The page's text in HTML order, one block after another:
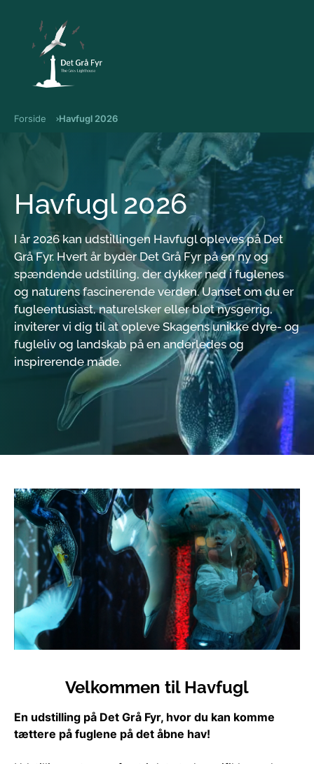
Forside Havfugl 2026
Havfugl 2026
I år 2026 kan udstillingen Havfugl opleves på Det
Grå Fyr. Hvert år byder Det Grå Fyr på en ny og
spændende udstilling, der dykker ned i fuglenes
og naturens fascinerende verden. Uanset om du er
fugleentusiast, naturelsker eller blot nysgerrig,
inviterer vi dig til at opleve Skagens unikke dyre- og
fugleliv og landskab på en anderledes og
inspirerende måde.
Velkommen til Havfugl
En udstilling på Det Grå Fyr, hvor du kan komme
tættere på fuglene på det åbne hav!